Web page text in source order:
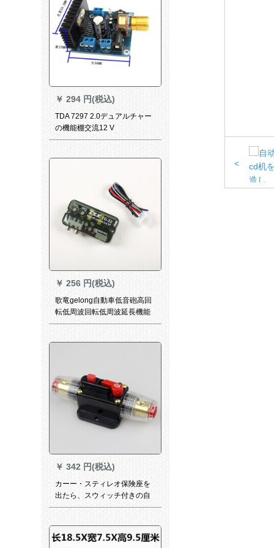
￥ 294 円(税込)
TDA 7297 2.0デュアルチャー
の機能棚交流12 V
￥ 256 円(税込)
歌竜gelong自動車低音砲高回
転低周波回転低周波延長機能
改造音響専門用オーディレン
￥ 342 円(税込)
カーー・スティレオ保険座を
出たら、スウィッチ付きの自
动保険チ・ブズにヒるーパワ
<